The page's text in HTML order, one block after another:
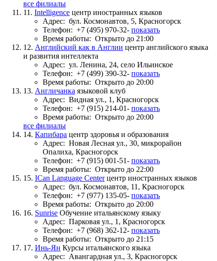
все филиалы
11. Intelligence центр иностранных языков
Адрес: бул. Космонавтов, 5, Красногорск
Телефон: +7 (495) 970-32- показать
Время работы: Открыто до 21:00
12. Английский как в Англии центр английского языка
и развития интеллекта
Адрес: ул. Ленина, 24, село Ильинское
Телефон: +7 (499) 390-32- показать
Время работы: Открыто до 20:00
13. Англичанка языковой клуб
Адрес: Видная ул., 1, Красногорск
Телефон: +7 (915) 214-01- показать
Время работы: Открыто до 20:00
все филиалы
14. Капибара центр здоровья и образования
Адрес: Новая Лесная ул., 30, микрорайон
Опалиха, Красногорск
Телефон: +7 (915) 001-51- показать
Время работы: Открыто до 22:00
15. ICan Language Center центр иностранных языков
Адрес: бул. Космонавтов, 11, Красногорск
Телефон: +7 (977) 135-05- показать
Время работы: Открыто до 20:00
16. Sunrise Обучение итальянскому языку
Адрес: Парковая ул., 1, Красногорск
Телефон: +7 (968) 362-12- показать
Время работы: Открыто до 21:15
17. Инь-Ян Курсы итальянского языка
Адрес: Авангардная ул., 3, Красногорск